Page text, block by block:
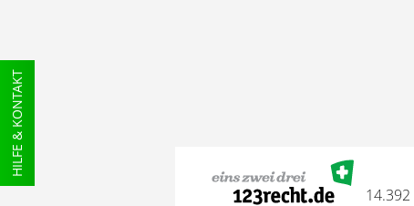
HILFE & KONTAKT
14.392